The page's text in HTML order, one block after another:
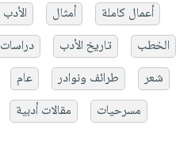
أعمال كاملة
أمثال
الخطب
تاريخ الأدب
شعر
طرائف ونوادر عام
مسرحيات
مقالات أدبية